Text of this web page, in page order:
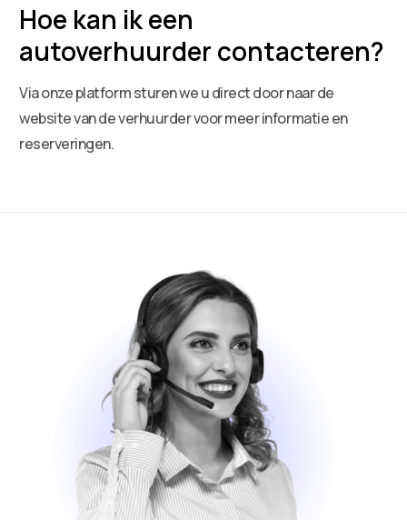
Hoe kan ik een
autoverhuurder contacteren?
Via onze platform sturen we u direct door naar de
website van de verhuurder voor meer informatie en
reserveringen.